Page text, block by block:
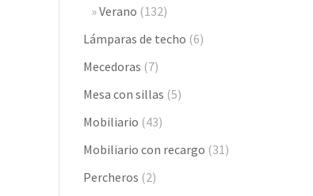
Verano (132)
Lámparas de techo (6)
Mecedoras (7)
Mesa con sillas (5)
Mobiliario (43)
Mobiliario con recargo (31)
Percheros (2)